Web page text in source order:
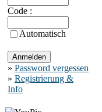
Code :
Automatisch
» Password vergessen
» Registrierung &
Info